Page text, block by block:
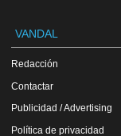
VANDAL
Redacción
Contactar
Publicidad / Advertising
Política de privacidad